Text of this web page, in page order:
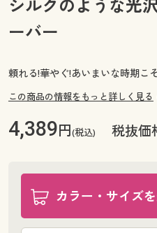
閲覧履歴
お気に入り
サポート
ご利用ガイド
よくある質問とお問い合
お気に入り
ご利用ガイド
よくある質問とお問い合わ
シルクのような光
ーバー
頼れる!華やぐ!あいまいな時期こ
この商品の情報をもっと詳しく見る
4,389円(税込) 税抜価
カラー・サイズ